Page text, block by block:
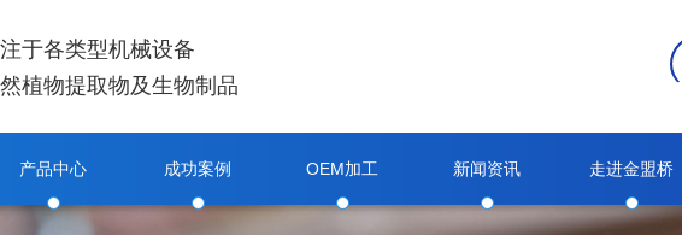
于各类型机械设备
植物提取物及生物制品
产品中心 成功案例 OEM加工 新闻资讯 走进金盟桥